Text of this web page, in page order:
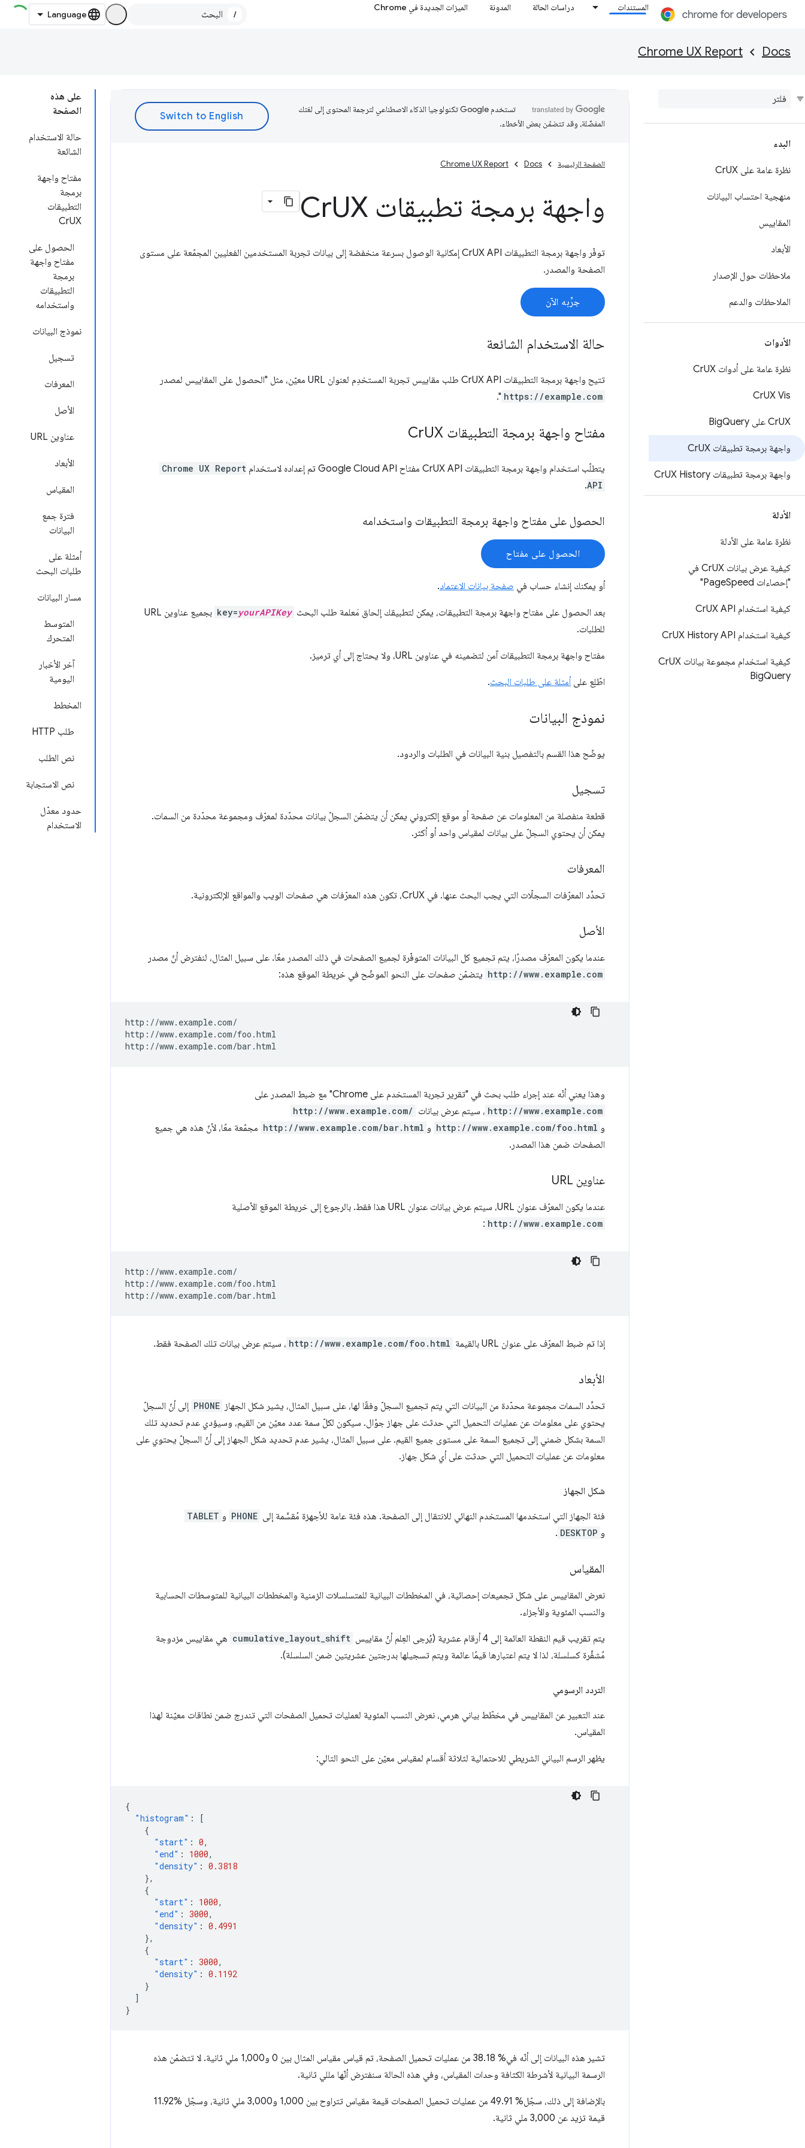
المستندات دراسات الحالة المدونة الميزات الجديدة في Chrome
/
Docs
Chrome UX Report
البدء
نظرة عامة على Cr UX
منهجية احتساب البيانات
المقاييس
الأبعاد
ملاحظات حول الإصدار
الملاحظات والدعم
الأدوات
نظرة عامة على أدوات Cr UX
CrUX Vis
CrUX على Big Query
واجهة برمجة تطبيقات Cr UX
واجهة برمجة تطبيقات Cr UX History
الأدلة
نظرة عامة على الأدلة
كيفية عرض بيانات Cr
UX في
"إحصاءات Page Speed"
كيفية استخدام Cr UX API
كيفية استخدام Cr UX History API
كيفية استخدام مجموعة بيانات Cr UX
BigQuery
على هذه
الصفحة
حالة الاستخدام
الشائعة
مفتاح واجهة
برمجة
التطبيقات
CrUX
الحصول على
مفتاح واجهة
برمجة
التطبيقات
واستخدامه
نموذج البيانات
تسجيل
المعرفات
الأصل
عناوين URL
الأبعاد
المقياس
فترة جمع
البيانات
أمثلة على
طلبات البحث
مسار البيانات
المتوسط
المتحرك
آخر الأخبار
اليومية
المخطط
طلب HTTP
نص الطلب
نص الاستجابة
حدود معدّل
الاستخدام
تستخدم Google تكنولوجيا الذكاء الاصطناعي لترجمة المحتوى إلى لغتك
المفضّلة، وقد تتضمّن بعض الأخطاء.
الصفحة الرئيسية Docs
Chrome UX Report
واجهة برمجة تطبيقات Cr UX
توفّر واجهة برمجة التطبيقات CrUX API إمكانية الوصول بسرعة منخفضة إلى بيانات تجربة المستخدمين الفعليين المجمّعة على مستوى
الصفحة والمصدر.
جرِّبه الآن
حالة الاستخدام الشائعة
تتيح واجهة برمجة التطبيقات CrUX API طلب مقاييس تجربة المستخدِم لعنوان URL معيّن، مثل "الحصول على المقاييس لمصدر
https://example.com
".
مفتاح واجهة برمجة التطبيقات Cr UX
يتطلّب استخدام واجهة برمجة التطبيقات CrUX API مفتاح Google Cloud API تم إعداده لاستخدام
Chrome UX Report
API
.
الحصول على مفتاح واجهة برمجة التطبيقات واستخدامه
الحصول على مفتاح
أو يمكنك إنشاء حساب في صفحة بيانات الاعتماد.
بعد الحصول على مفتاح واجهة برمجة التطبيقات، يمكن لتطبيقك إلحاق مَعلمة طلب البحث key=yourAPIKey
بجميع عناوين URL
للطلبات.
مفتاح واجهة برمجة التطبيقات آمن لتضمينه في عناوين URL، ولا يحتاج إلى أي ترميز.
اطّلِع على أمثلة على طلبات البحث.
نموذج البيانات
يوضّح هذا القسم بالتفصيل بنية البيانات في الطلبات والردود.
تسجيل
قطعة منفصلة من المعلومات عن صفحة أو موقع إلكتروني يمكن أن يتضمّن السجلّ بيانات محدّدة لمعرّف ومجموعة محدّدة من السمات.
يمكن أن يحتوي السجلّ على بيانات لمقياس واحد أو أكثر.
المعرفات
تحدِّد المعرّفات السجلّات التي يجب البحث عنها. في CrUX، تكون هذه المعرّفات هي صفحات الويب والمواقع الإلكترونية.
الأصل
عندما يكون المعرّف مصدرًا، يتم تجميع كل البيانات المتوفّرة لجميع الصفحات في ذلك المصدر معًا. على سبيل المثال، لنفترض أنّ مصدر
http://www.example.com يتضمّن صفحات على النحو الموضّح في خريطة الموقع هذه:
http://www.example.com/
http://www.example.com/foo.html
وهذا يعني أنّه عند إجراء طلب بحث في "تقرير تجربة المستخدم على Chrome" مع ضبط المصدر على
http://www.example.com ، سيتم عرض بيانات http://www.example.com/
و http://www.example.com/foo.html و http://www.example.com/bar.html مجمّعة معًا، لأنّ هذه هي جميع
الصفحات ضمن هذا المصدر.
عناوين URL
عندما يكون المعرّف عنوان URL، سيتم عرض بيانات عنوان URL هذا فقط. بالرجوع إلى خريطة الموقع الأصلية
http://www.example.com
:
http://www.example.com/
http://www.example.com/foo.html
إذا تم ضبط المعرّف على عنوان URL بالقيمة http://www.example.com/foo.html ، سيتم عرض بيانات تلك الصفحة فقط.
الأبعاد
تحدِّد السمات مجموعة محدّدة من البيانات التي يتم تجميع السجلّ وفقًا لها، على سبيل المثال، يشير شكل الجهاز PHONE إلى أنّ السجلّ
يحتوي على معلومات عن عمليات التحميل التي حدثت على جهاز جوّال. سيكون لكلّ سمة عدد معيّن من القيم، وسيؤدي عدم تحديد تلك
السمة بشكل ضمني إلى تجميع السمة على مستوى جميع القيم. على سبيل المثال، يشير عدم تحديد شكل الجهاز إلى أنّ السجلّ يحتوي على
معلومات عن عمليات التحميل التي حدثت على أي شكل جهاز.
شكل الجهاز
فئة الجهاز التي استخدمها المستخدم النهائي للانتقال إلى الصفحة. هذه فئة عامة للأجهزة مُقسَّمة إلى PHONE و TABLET
و DESKTOP
.
المقياس
نعرض المقاييس على شكل تجميعات إحصائية، في المخططات البيانية للمتسلسلات الزمنية والمخططات البيانية للمتوسطات الحسابية
والنسب المئوية والأجزاء.
يتم تقريب قيم النقطة العائمة إلى 4 أرقام عشرية (يُرجى العِلم أنّ مقاييس cumulative_layout_shift هي مقاييس مزدوجة
مُشفَّرة كسلسلة، لذا لا يتم اعتبارها قيمًا عائمة ويتم تسجيلها بدرجتين عشريتين ضمن السلسلة).
التردد الرسومي
عند التعبير عن المقاييس في مخطّط بياني هرمي، نعرض النسب المئوية لعمليات تحميل الصفحات التي تندرج ضمن نطاقات معيّنة لهذا
المقياس.
يظهر الرسم البياني الشريطي للاحتمالية لثلاثة أقسام لمقياس معيّن على النحو التالي:
{
"histogram" :
[
{
"start" : 0,
"end" : 1000,
"density" : 0.3818
},
{
"start" : 1000,
"end" : 3000,
"density" : 0.4991
},
{
"start" : 3000,
"density" : 0.1192
}
]
}
تشير هذه البيانات إلى أنّه في% 38.18 من عمليات تحميل الصفحة، تم قياس مقياس المثال بين 0 و1,000 ملي ثانية. لا تتضمّن هذه
الرسمة البيانية لأشرطة الكثافة وحدات المقياس، وفي هذه الحالة سنفترض أنّها مللي ثانية.
بالإضافة إلى ذلك، سجّل% 49.91 من عمليات تحميل الصفحات قيمة مقياس تتراوح بين 1,000 و3,000 ملي ثانية، وسجّل %11.92
قيمة تزيد عن 3,000 ملي ثانية.